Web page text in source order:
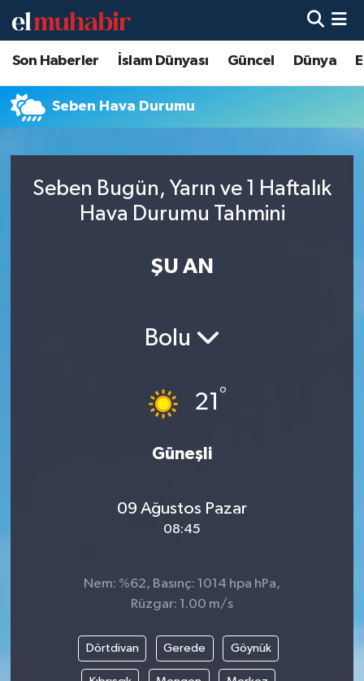
Son Haberler İslam Dünyası Güncel Dünya
Seben Hava Durumu
Seben Bugün, Yarın ve 1 Haftalık
Hava Durumu Tahmini
ŞU AN
Bolu
21°
Güneşli
09 Ağustos Pazar
08:45
Nem: %62, Basınç: 1014 hpa hPa,
Rüzgar: 1.00 m/s
Dörtdivan Gerede Göynük
Hava Durumu
Trafik Durumu
Tüm Manşetler